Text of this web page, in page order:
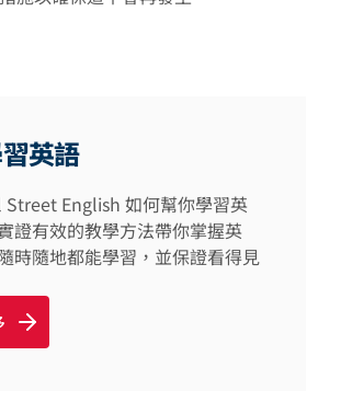
英語
Street English 如何幫你學習英
證有效的教學方法帶你掌握英
時隨地都能學習，並保證看得見